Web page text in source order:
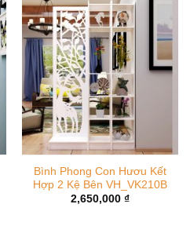
Bình Phong Con Hươu Kết
Hợp 2 Kệ Bên VH_VK210B
2,650,000 ₫